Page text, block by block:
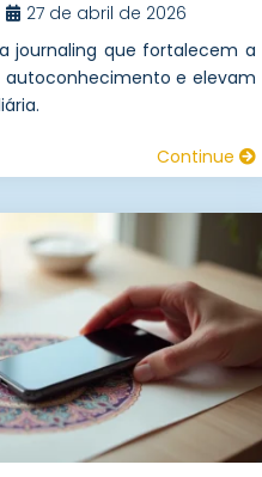
27 de abril de 2026
journaling que fortalecem a
e elevam
Continue